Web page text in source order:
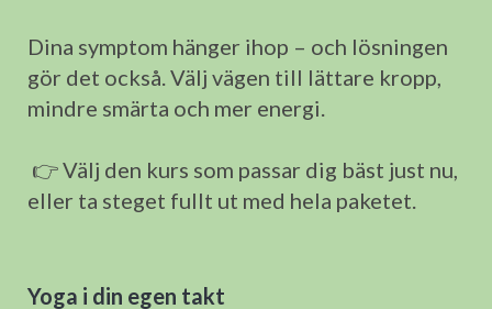
Dina symptom hänger ihop – och lösningen
gör det också. Välj vägen till lättare kropp,
mindre smärta och mer energi.
👉 Välj den kurs som passar dig bäst just nu,
eller ta steget fullt ut med hela paketet.
Yoga i din egen takt